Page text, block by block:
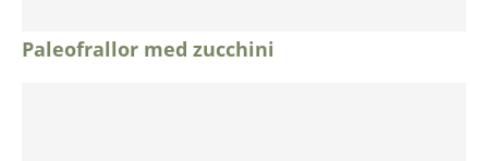
Paleofrallor med zucchini